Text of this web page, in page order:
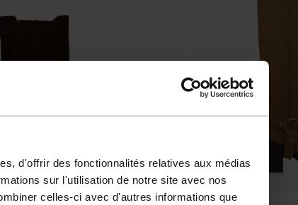
d'offrir des fonctionnalités relatives aux médias
sur l'utilisation de notre site avec nos
celles-ci avec d'autres informations que